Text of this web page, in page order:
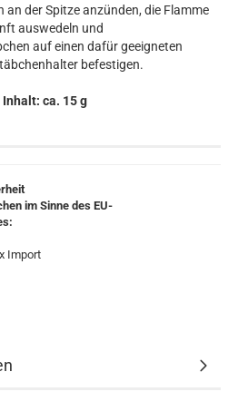
an der Spitze anzünden, die Flamme
auswedeln und
auf einen dafür geeigneten
befestigen.
Inhalt: ca. 15 g
im Sinne des EU-
Import